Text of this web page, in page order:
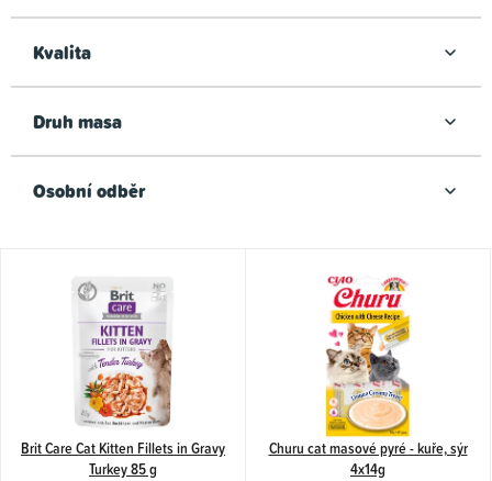
Kvalita
Druh masa
Osobní odběr
Brit Care Cat Kitten Fillets in Gravy
Turkey 85 g
Churu cat masové pyré - kuře, sýr
4x14g